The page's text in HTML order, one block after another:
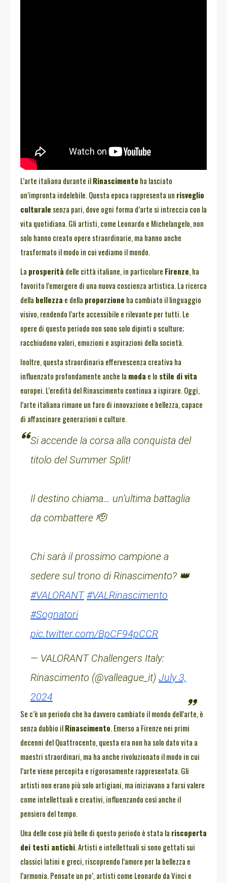
L’arte italiana durante ilRinascimento ha lasciato
un’impronta indelebile. Questa epoca rappresenta un risveglio
culturale senza pari, dove ogni forma d’arte si intreccia con la
vita quotidiana. Gli artisti, come Leonardo e Michelangelo, non
solo hanno creato opere straordinarie, ma hanno anche
trasformato il modo in cui vediamo il mondo.
La prosperità delle città italiane, in particolare Firenze, ha
favorito l’emergere di una nuova coscienza artistica. La ricerca
della bellezza e della proporzione ha cambiato il linguaggio
visivo, rendendo l’arte accessibile e rilevante per tutti. Le
opere di questo periodo non sono solo dipinti o sculture;
racchiudono valori, emozioni e aspirazioni della società.
Inoltre, questa straordinaria effervescenza creativa ha
influenzato profondamente anche la moda e lo stile di vita
europei. L’eredità del Rinascimento continua a ispirare. Oggi,
l’arte italiana rimane un faro di innovazione e bellezza, capace
di affascinare generazioni e culture.
Si accende la corsa alla conquista del
titolo del Summer Split!
Il destino chiama… un’ultima battaglia
da combattere 🫡
Chi sarà il prossimo campione a
sedere sul trono di Rinascimento? 👑
#VALORANT #VALRinascimento
#Sognatori
pic.twitter.com/BpCF94pCCR
— VALORANT Challengers Italy:
Rinascimento (@valleague_it) July 3,
2024
Se c’è un periodo che ha davvero cambiato il mondo dell’arte, è
senza dubbio ilRinascimento. Emerso a Firenze nei primi
decenni del Quattrocento, questa era non ha solo dato vita a
maestri straordinari, ma ha anche rivoluzionato il modo in cui
l’arte viene percepita e rigorosamente rappresentata. Gli
artisti non erano più solo artigiani, ma iniziavano a farsi valere
come intellettuali e creativi, influenzando così anche il
pensiero del tempo.
Una delle cose più belle di questo periodo è stata la riscoperta
dei testi antichi. Artisti e intellettuali si sono gettati sui
classici latini e greci, riscoprendo l’amore per la bellezza e
l’armonia. Pensate un po’, artisti come Leonardo da Vinci e